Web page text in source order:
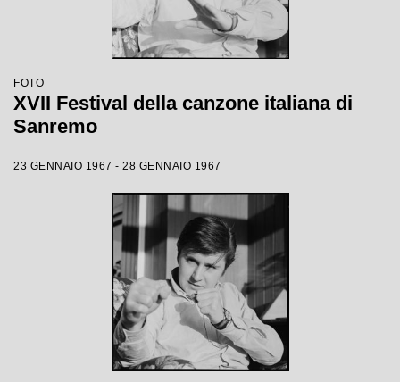
FOTO
XVII Festival della canzone italiana di
Sanremo
23 GENNAIO 1967 - 28 GENNAIO 1967